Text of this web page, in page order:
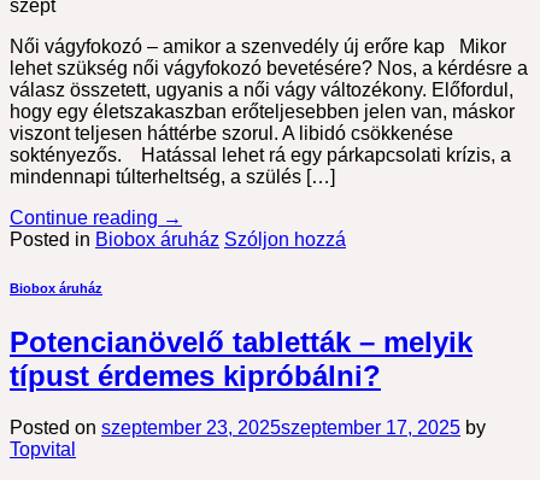
szept
Női vágyfokozó – amikor a szenvedély új erőre kap Mikor
lehet szükség női vágyfokozó bevetésére? Nos, a kérdésre a
válasz összetett, ugyanis a női vágy változékony. Előfordul,
hogy egy életszakaszban erőteljesebben jelen van, máskor
viszont teljesen háttérbe szorul. A libidó csökkenése
soktényezős. Hatással lehet rá egy párkapcsolati krízis, a
mindennapi túlterheltség, a szülés […]
Continue reading →
Posted in Biobox áruház Szóljon hozzá
Biobox áruház
Potencianövelő tabletták – melyik
típust érdemes kipróbálni?
Posted on szeptember 23, 2025szeptember 17, 2025 by
Topvital